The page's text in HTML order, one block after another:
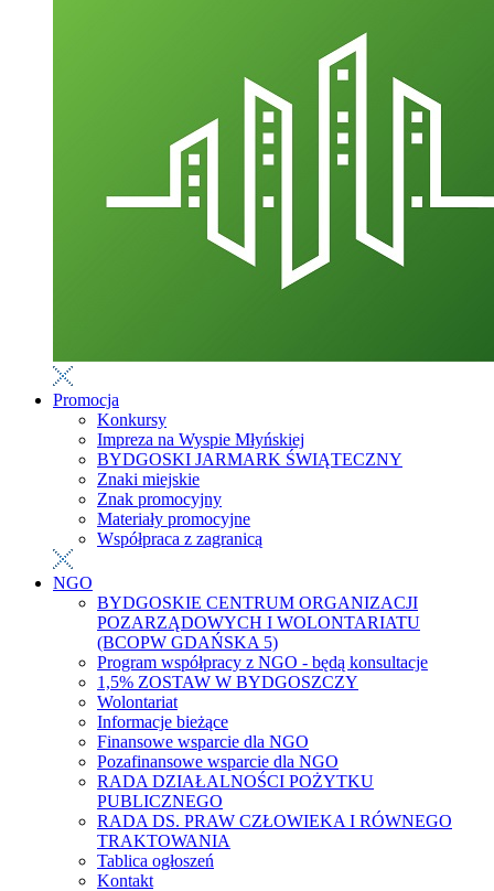
Promocja
Konkursy
Impreza na Wyspie Młyńskiej
BYDGOSKI JARMARK ŚWIĄTECZNY
Znaki miejskie
Znak promocyjny
Materiały promocyjne
Współpraca z zagranicą
NGO
BYDGOSKIE CENTRUM ORGANIZACJI
POZARZĄDOWYCH I WOLONTARIATU
(BCOPW GDAŃSKA 5)
Program współpracy z NGO - będą konsultacje
1,5% ZOSTAW W BYDGOSZCZY
Wolontariat
Informacje bieżące
Finansowe wsparcie dla NGO
Pozafinansowe wsparcie dla NGO
RADA DZIAŁALNOŚCI POŻYTKU
PUBLICZNEGO
RADA DS. PRAW CZŁOWIEKA I RÓWNEGO
TRAKTOWANIA
Tablica ogłoszeń
Kontakt